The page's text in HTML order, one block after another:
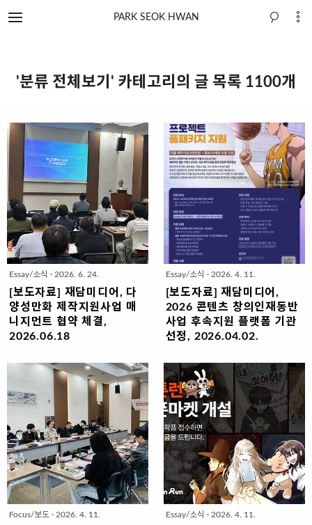
PARK SEOK HWAN
'분류 전체보기' 카테고리의 글 목록 1100개
Essay/소식 · 2026. 6. 24.
[보도자료] 재담미디어, 다
양성만화 제작지원사업 매
니지먼트 협약 체결,
2026.06.18
매니지먼트 수행사로 선정28편 선정
작품에 대한 컨설팅과 홍보 지원웹툰
프로덕션 재담미디어(대표: 황남용)는
한국만화영상진흥원(원장: 백종훈, 이
하 진흥원)이 주관하는 다양성만화제
작지원사업의 매니지먼트 수행업체
로 선정돼 6월부터 본격적으로 선정
작에 대한 멘토링 진행에 들어간다고
밝혔다.멘토링에 앞서 5월말 진흥원
주최로 진행된 협약식에서는 사업에
선정된 스물여덟 작품의 작가들과 함
Essay/소식 · 2026. 4. 11.
[보도자료] 재담미디어,
2026 콘텐츠 창의인재동반
사업 후속지원 플랫폼 기관
선정, 2026.04.02.
업 일환멘티 출신 작가의 우수 웹툰
기획 아이템 3편 선정해 제작비·경상
비 지원재담미디어(대표 황남용)가 웹
툰 분야 창작자 육성을 위한 지원에
나선다. 재담미디어는 세종대학교 산
학협력단과 함께 한국콘텐츠진흥원
(원장 직무대행 유현석)이 주관하는
‘2026 콘텐츠 창의인재동반사업 멘
토링+후속지원 플랫폼 기관’으로 최
종 선정되며 참여작가 모집을 시작한
다고 밝혔다.이번 사업은 차세대 웹툰
Focus/보도 · 2026. 4. 11. Essay/소식 · 2026. 4. 11.